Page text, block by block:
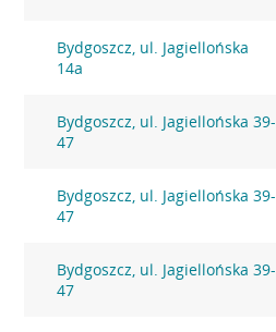
Bydgoszcz, ul. Jagiellońska
14a
Bydgoszcz, ul. Jagiellońska 39-
47
Bydgoszcz, ul. Jagiellońska 39-
47
Bydgoszcz, ul. Jagiellońska 39-
47